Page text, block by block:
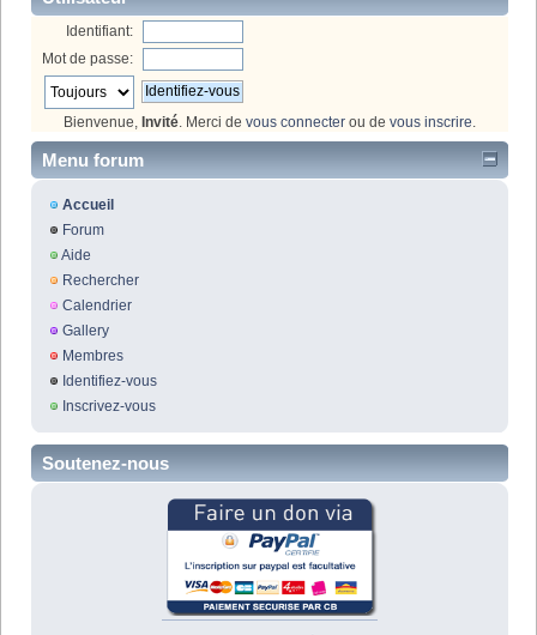
Identifiant:
Mot de passe:
Bienvenue, Invité . Merci de vous connecter ou de vous inscrire
Menu forum
Accueil
Forum
Aide
Rechercher
Calendrier
Gallery
Membres
Identifiez-vous
Inscrivez-vous
Soutenez-nous